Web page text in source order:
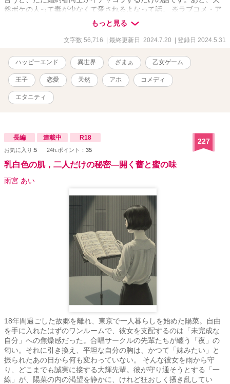
然ボケの人って毒が少なくて愛されるよなって話。 ※ラブコメ・ア
ホエロ・下品な表現・天然・溺愛・腹黒ヒロイン・一人称の地の
文・魔法・ラッキースケベ、ヒーローによる軽いざまぁが含まれま
す。番外編にて一部残酷な描写があります。 苦手な方はご注意くだ
24.7.20番外編３話投稿完了しました。
もっと見る
文字数 56,716 | 最終更新日 2024.7.20 | 登録日 2024.5.31
ハッピーエンド 異世界 ざまぁ 乙女ゲーム
王子 恋愛 天然 アホ コメディ
エタニティ
長編 連載中 R18
お気に入り:5 24h.ポイント： 35
227
乳白色の肌，二人だけの秘密―開く蕾と蜜の味
雨宮 あい
18年間過ごした故郷を離れ、東京で一人暮らしを始めた陽菜。自由
を手に入れたはずのワンルームで、彼女を支配するのは「未完成な
自分」への焦燥感だった。合唱サークルの先輩たちが纏う「夜」の
匂い。それに引き換え、平坦な自分の胸は、かつて「妹みたい」と
振られたあの日から何も変わっていない。 そんな彼女を雨から守
り、どこまでも誠実に接する大輝先輩。彼が守り通そうとする「一
線」が、陽菜の内の渇望を静かに、けれど狂おしく掻き乱してい